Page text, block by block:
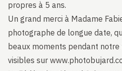
propres à 5 ans.
Un grand merci à Madame
photographe de longue date,
beaux moments pendant
visibles sur